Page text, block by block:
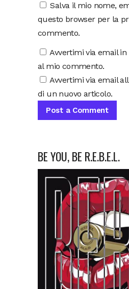
Salva il mio nome,
questo browser per la
commento.
Avvertimi via email
al mio commento.
Avvertimi via email
di un nuovo articolo.
BE YOU, BE R.E.B.E.L.